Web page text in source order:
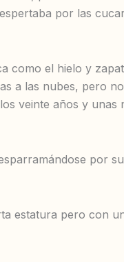
por las
como el hielo y
a las nubes, pero
veinte años y unas
por
estatura pero con